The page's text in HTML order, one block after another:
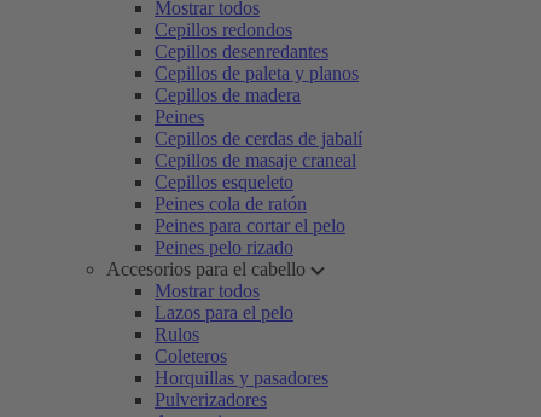
Mostrar todos
Cepillos redondos
Cepillos desenredantes
Cepillos de paleta y planos
Cepillos de madera
Peines
Cepillos de cerdas de jabalí
Cepillos de masaje craneal
Cepillos esqueleto
Peines cola de ratón
Peines para cortar el pelo
Peines pelo rizado
Accesorios para el cabello
Mostrar todos
Lazos para el pelo
Rulos
Coleteros
Horquillas y pasadores
Pulverizadores